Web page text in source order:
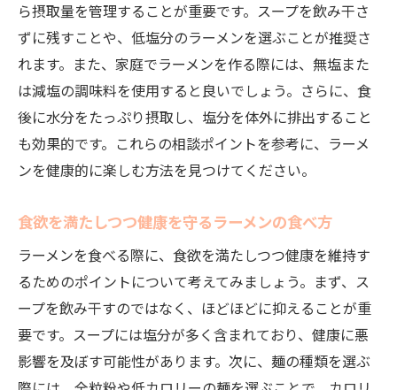
ら摂取量を管理することが重要です。スープを飲み干さ
ずに残すことや、低塩分のラーメンを選ぶことが推奨さ
れます。また、家庭でラーメンを作る際には、無塩また
は減塩の調味料を使用すると良いでしょう。さらに、食
後に水分をたっぷり摂取し、塩分を体外に排出すること
も効果的です。これらの相談ポイントを参考に、ラーメ
ンを健康的に楽しむ方法を見つけてください。
食欲を満たしつつ健康を守るラーメンの食べ方
ラーメンを食べる際に、食欲を満たしつつ健康を維持す
るためのポイントについて考えてみましょう。まず、ス
ープを飲み干すのではなく、ほどほどに抑えることが重
要です。スープには塩分が多く含まれており、健康に悪
影響を及ぼす可能性があります。次に、麺の種類を選ぶ